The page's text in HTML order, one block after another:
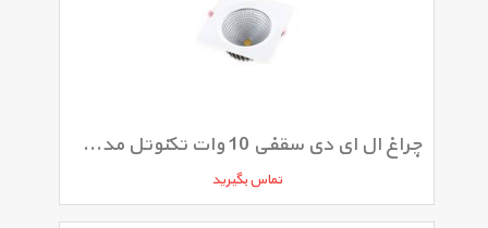
چراغ ال ای دی سقفی 10 وات تکنوتل مدل 9410
تماس بگیرید